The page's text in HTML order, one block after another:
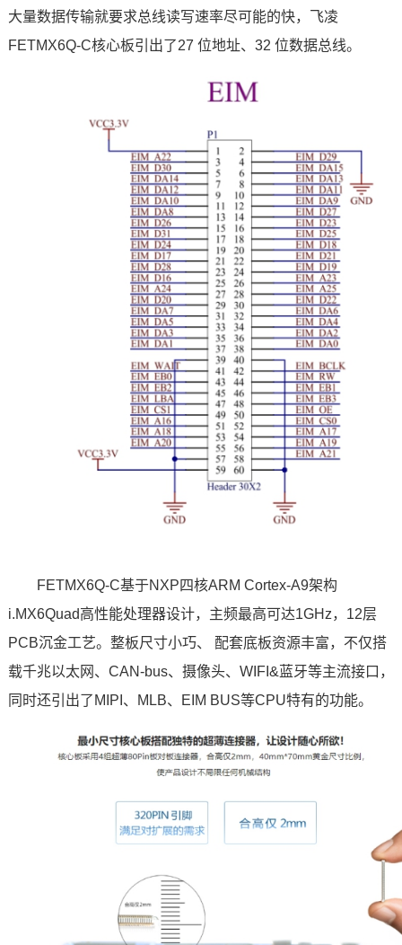
大量数据传输就要求总线读写速率尽可能的快， 飞凌
FETMX6Q-C核心板引出了27 位地址、32 位数据总线。
FETMX6Q-C基于NXP四核ARM Cortex-A9架构
i.MX6Quad高性能处理器设计，主频最高可达1GHz，12层
PCB沉金工艺。整板尺寸小巧、 配套底板资源丰富，不仅搭
载千兆以太网、CAN-bus、摄像头、WIFI&蓝牙等主流接口，
同时还引出了MIPI、MLB、EIM BUS等CPU特有的功能。